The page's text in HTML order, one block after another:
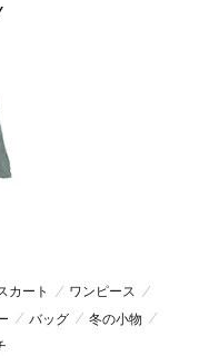
カート
ワンピース
バッグ
冬の小物